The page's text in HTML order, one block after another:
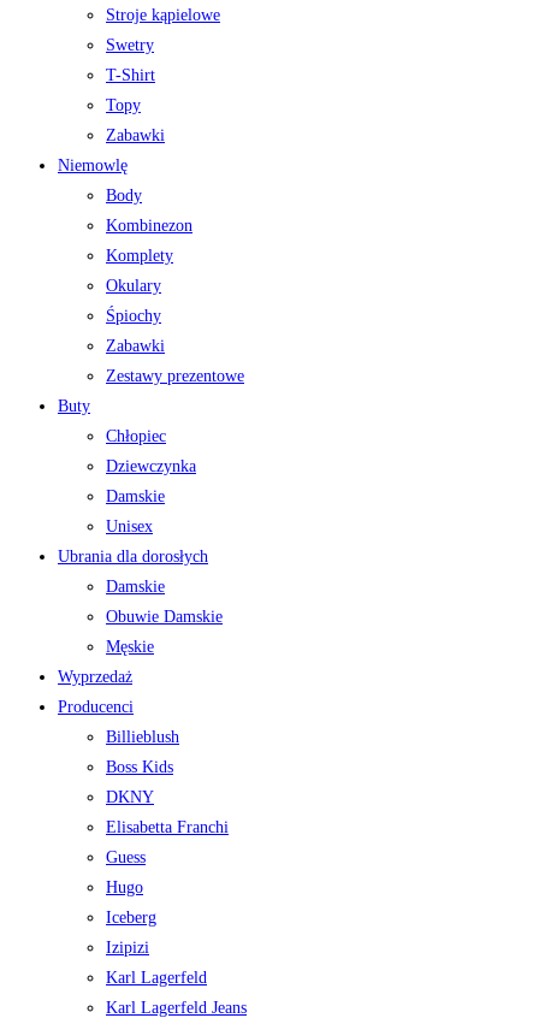
Stroje kąpielowe
Swetry
T-Shirt
Topy
Zabawki
Niemowlę
Body
Kombinezon
Komplety
Okulary
Śpiochy
Zabawki
Zestawy prezentowe
Buty
Chłopiec
Dziewczynka
Damskie
Unisex
Ubrania dla dorosłych
Damskie
Obuwie Damskie
Męskie
Wyprzedaż
Producenci
Billieblush
Boss Kids
DKNY
Elisabetta Franchi
Guess
Hugo
Iceberg
Izipizi
Karl Lagerfeld
Karl Lagerfeld Jeans